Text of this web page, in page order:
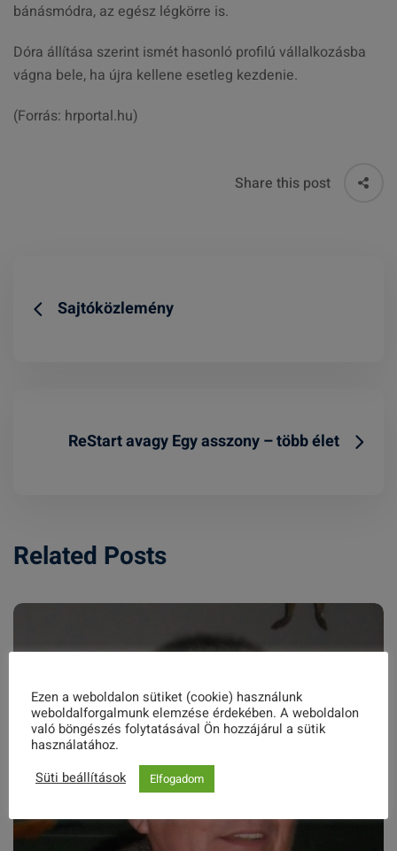
bánásmódra, az egész légkörre is.
Dóra állítása szerint ismét hasonló profilú vállalkozásba
vágna bele, ha újra kellene esetleg kezdenie.
(Forrás: hrportal.hu)
Share this post
Sajtóközlemény
ReStart avagy Egy asszony – több élet
Related Posts
Ezen a weboldalon sütiket (cookie) használunk
weboldalforgalmunk elemzése érdekében. A weboldalon
való böngészés folytatásával Ön hozzájárul a sütik
használatához.
Süti beállítások
Elfogadom